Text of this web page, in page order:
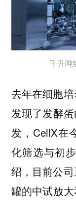
千升吨
去年在细胞
发现了发酵
发，CellX在
化筛选与初
绍，目前公
罐的中试放